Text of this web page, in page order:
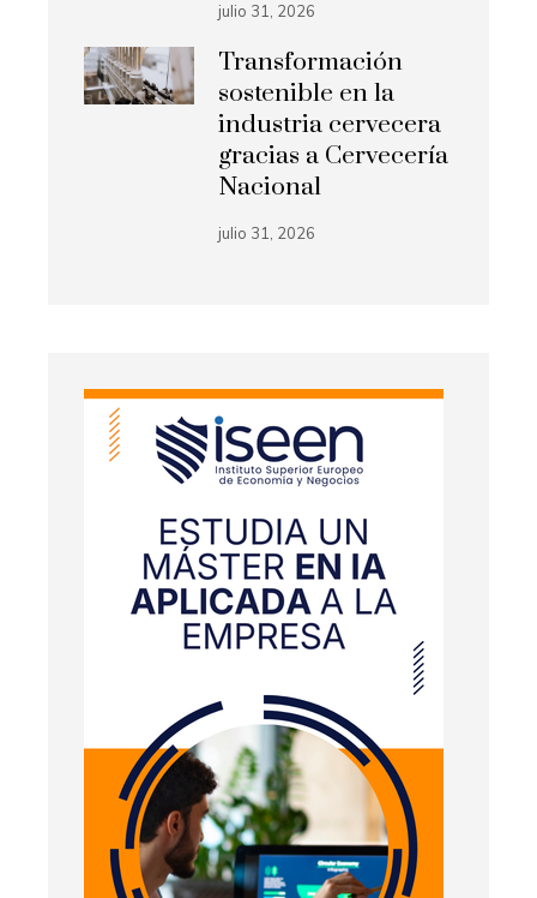
julio 31, 2026
Transformación
sostenible en la
industria cervecera
gracias a Cervecería
Nacional
julio 31, 2026